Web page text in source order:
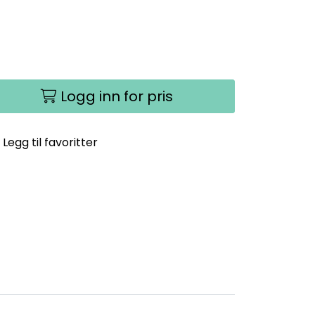
Logg inn for pris
Legg til favoritter